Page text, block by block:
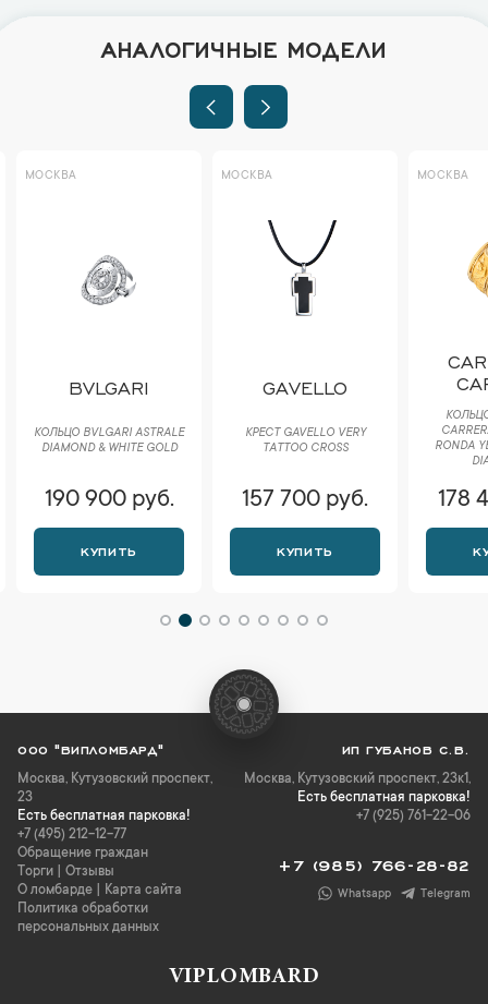
АНАЛОГИЧНЫЕ МОДЕЛИ
МОСКВА
BVLGARI
КОЛЬЦО BVLGARI ASTRALE
DIAMOND & WHITE GOLD
190 900 руб.
КУПИТЬ
МОСКВА
GAVELLO
КРЕСТ GAVELLO VERY
TATTOO CROSS
157 700 руб.
КУПИТЬ
МОСКВА
RONDA
178
ООО "ВИПЛОМБАРД"
Москва, Кутузовский проспект,
23
Есть бесплатная парковка!
+7 (495) 212-12-77
Обращение граждан
Торги
Отзывы
О ломбарде
Карта сайта
Политика обработки
персональных данных
ИП ГУБАНОВ С.В.
Москва, Кутузовский проспект, 23к1,
Есть бесплатная парковка!
+7 (925) 761-22-06
+7 (985) 766-28-82
Whatsapp Telegram
VIPLOMBARD